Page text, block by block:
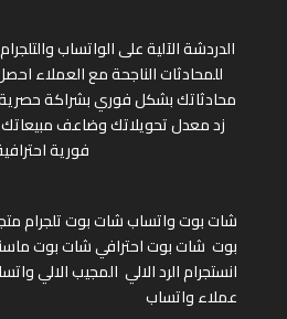
الدردشة الآلية على الواتساب
للمحادثات الناجحة مع العملاء
محادثاتك بشكل فوري بشراكة حصرية
زد معدل تحويلاتك وضاعف
فورية
شات بوت واتسابشات بوت تلجرام
بوت شات بوت احترافيشات بوت
انستجرامالرد الالي المجيب الالي
عملاء واتساب